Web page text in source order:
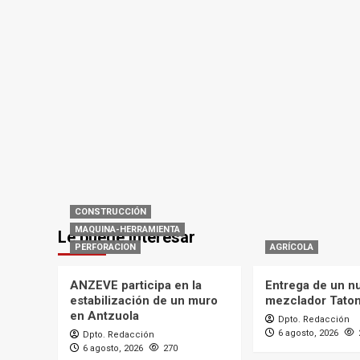
Le puede interesar
CONSTRUCCIÓN
MAQUINA-HERRAMIENTA
PERFORACION
ANZEVE participa en la
estabilización de un muro
en Antzuola
Dpto. Redacción
6 agosto, 2026
270
AGRÍCOLA
Entrega de un
mezclador
Dpto. Redacción
6 agosto, 2026